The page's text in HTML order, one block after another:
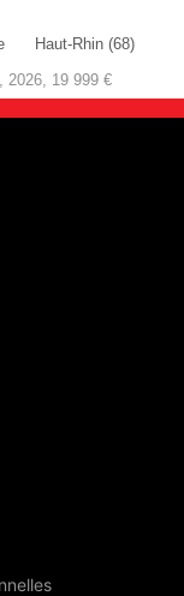
Haut-Rhin (68)
2026, 19 999 €